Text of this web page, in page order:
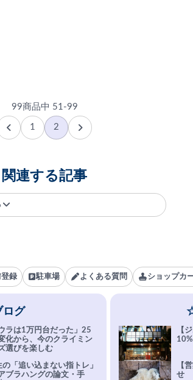
99商品中 51-99
1 2
関連する記事
録 駐車場 よくある質問 ショップカ
グ
ラは1万円台だった」25
化から、今のクライミン
選びを楽しむ
「追い込まない指トレ」
ブラハングの論文・手
【
【
せ